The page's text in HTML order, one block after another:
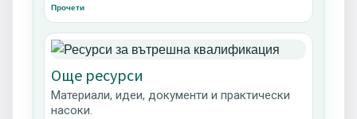
Прочети
Още ресурси
Материали, идеи, документи и практически
насоки.